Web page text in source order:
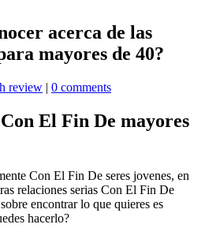
acerca de las
mayores de 40?
review | 0 comments
El Fin De mayores
Con El Fin De seres jovenes, en
relaciones serias Con El Fin De
encontrar lo que quieres es
hacerlo?